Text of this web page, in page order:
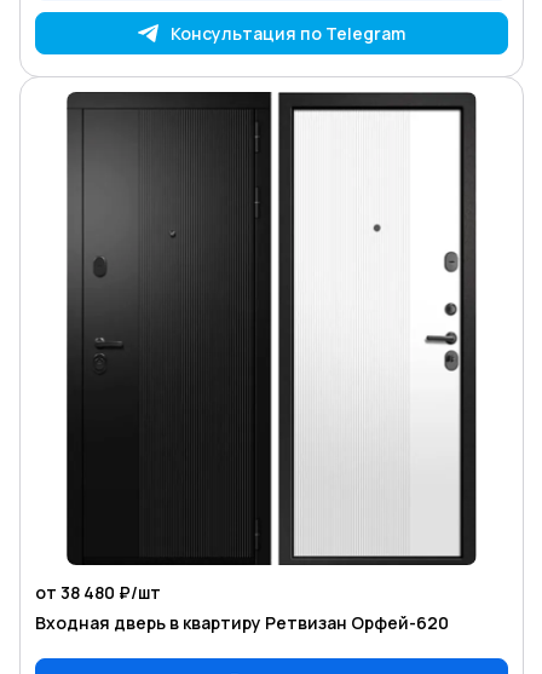
Консультация по Telegram
от 38 480 ₽/шт
Входная дверь в квартиру Ретвизан Орфей-620